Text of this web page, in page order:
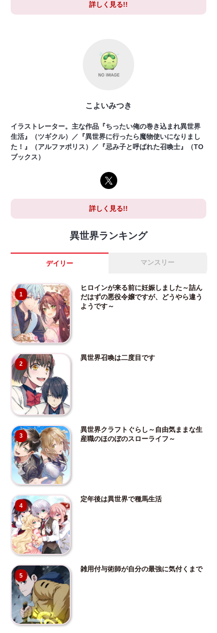
詳しく見る!!
こよいみつき
イラストレーター。主な作品『ちったい俺の巻き込まれ異世界
生活』（ツギクル）／『異世界に行ったら魔物使いになりまし
た！』（アルファポリス）／『忌み子と呼ばれた召喚士』（TO
ブックス）
詳しく見る!!
異世界ランキング
デイリー マンスリー
1
ヒロインが来る前に妊娠しました～詰ん
だはずの悪役令嬢ですが、どうやら違う
ようです～
2
異世界召喚は二度目です
3
異世界クラフトぐらし～自由気ままな生
産職のほのぼのスローライフ～
4
定年後は異世界で種馬生活
5
雑用付与術師が自分の最強に気付くまで